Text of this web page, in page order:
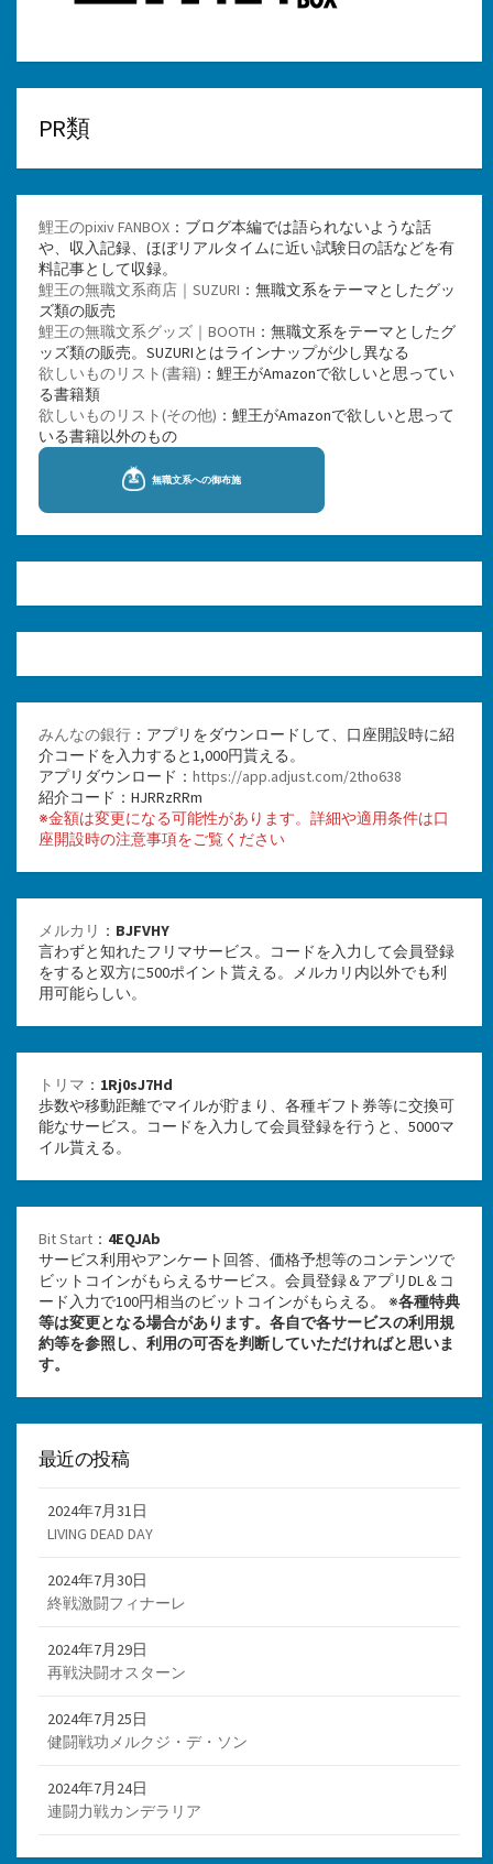
PR類
鯉王のpixiv FANBOX ：ブログ本編では語られないような話
や、収入記録、ほぼリアルタイムに近い試験日の話などを有
料記事として収録。
鯉王の無職文系商店｜SUZURI ：無職文系をテーマとしたグッ
ズ類の販売
鯉王の無職文系グッズ｜BOOTH ：無職文系をテーマとしたグ
ッズ類の販売。SUZURIとはラインナップが少し異なる
欲しいものリスト(書籍) ：鯉王がAmazonで欲しいと思ってい
る書籍類
欲しいものリスト(その他) ：鯉王がAmazonで欲しいと思って
いる書籍以外のもの
みんなの銀行 ：アプリをダウンロードして、口座開設時に紹
介コードを入力すると1,000円貰える。
アプリダウンロード： https://app.adjust.com/2tho638
紹介コード：HJRRzRRm
※金額は変更になる可能性があります。詳細や適用条件は口
座開設時の注意事項をご覧ください
メルカリ ： BJFVHY
言わずと知れたフリマサービス。コードを入力して会員登録
をすると双方に500ポイント貰える。メルカリ内以外でも利
用可能らしい。
トリマ ： 1Rj0sJ7Hd
歩数や移動距離でマイルが貯まり、各種ギフト券等に交換可
能なサービス。コードを入力して会員登録を行うと、5000マ
イル貰える。
Bit Start ： 4EQJAb
サービス利用やアンケート回答、価格予想等のコンテンツで
ビットコインがもらえるサービス。会員登録＆アプリDL＆コ
ード入力で100円相当のビットコインがもらえる。 ※各種特典
等は変更となる場合があります。各自で各サービスの利用規
約等を参照し、利用の可否を判断していただければと思いま
す。
最近の投稿
2024年7月31日
LIVING DEAD DAY
2024年7月30日
終戦激闘フィナーレ
2024年7月29日
再戦決闘オスターン
2024年7月25日
健闘戦功メルクジ・デ・ソン
2024年7月24日
連闘力戦カンデラリア